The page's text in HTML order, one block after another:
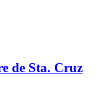
de Sta. Cruz